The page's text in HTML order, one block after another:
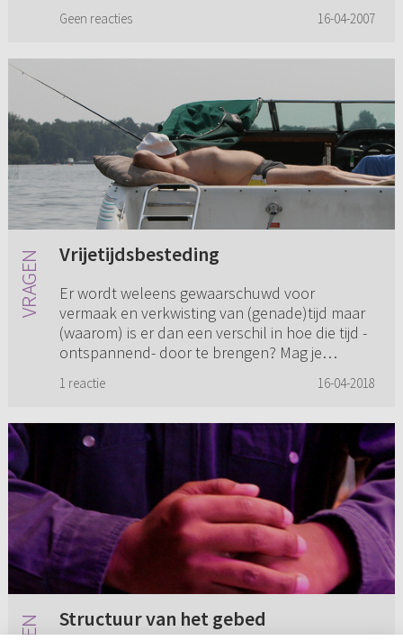
zelf niet veel v...
Geen reacties 16-04-2007
Vrijetijdsbesteding
Er wordt weleens gewaarschuwd voor
vermaak en verkwisting van (genade)tijd maar
(waarom) is er dan een verschil in hoe die tijd -
ontspannend- door te brengen? Mag je
1 reactie 16-04-2018
Structuur van het gebed